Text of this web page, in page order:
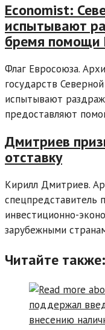
Economist:
испытывают
бремя помощи
Флаг Евросоюза.
государств
испытывают
предоставляют
Дмитриев
отставку
Кирилл Дмитриев.
спецпредставитель
инвестиционно-
зарубежными
Читайте также: